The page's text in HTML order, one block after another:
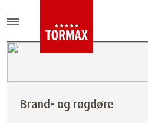
Brand- og røgdøre